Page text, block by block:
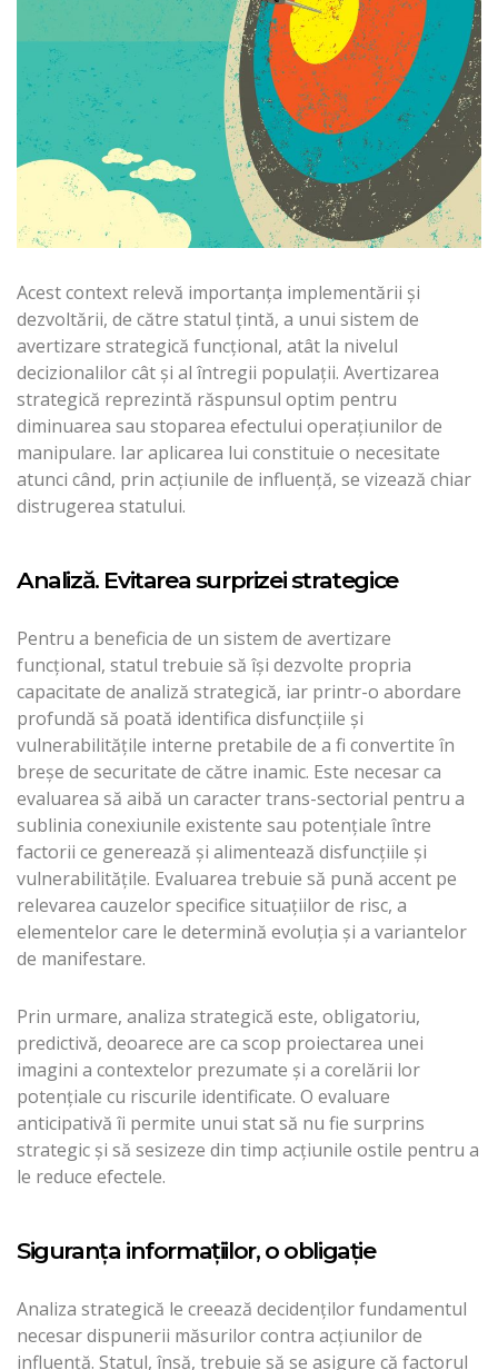
Acest context relevă importanţa implementării şi
dezvoltării, de către statul ţintă, a unui sistem de
avertizare strategică funcţional, atât la nivelul
decizionalilor cât şi al întregii populaţii. Avertizarea
strategică reprezintă răspunsul optim pentru
diminuarea sau stoparea efectului operaţiunilor de
manipulare. Iar aplicarea lui constituie o necesitate
atunci când, prin acţiunile de influenţă, se vizează chiar
distrugerea statului.
Analiză. Evitarea surprizei strategice
Pentru a beneficia de un sistem de avertizare
funcţional, statul trebuie să îşi dezvolte propria
capacitate de analiză strategică, iar printr-o abordare
profundă să poată identifica disfuncţiile şi
vulnerabilităţile interne pretabile de a fi convertite în
breşe de securitate de către inamic. Este necesar ca
evaluarea să aibă un caracter trans-sectorial pentru a
sublinia conexiunile existente sau potenţiale între
factorii ce generează şi alimentează disfuncţiile şi
vulnerabilităţile. Evaluarea trebuie să pună accent pe
relevarea cauzelor specifice situaţiilor de risc, a
elementelor care le determină evoluţia şi a variantelor
de manifestare.
Prin urmare, analiza strategică este, obligatoriu,
predictivă, deoarece are ca scop proiectarea unei
imagini a contextelor prezumate şi a corelării lor
potenţiale cu riscurile identificate. O evaluare
anticipativă îi permite unui stat să nu fie surprins
strategic şi să sesizeze din timp acţiunile ostile pentru a
le reduce efectele.
Siguranţa informaţiilor, o obligaţie
Analiza strategică le creează decidenţilor fundamentul
necesar dispunerii măsurilor contra acţiunilor de
influenţă. Statul, însă, trebuie să se asigure că factorul